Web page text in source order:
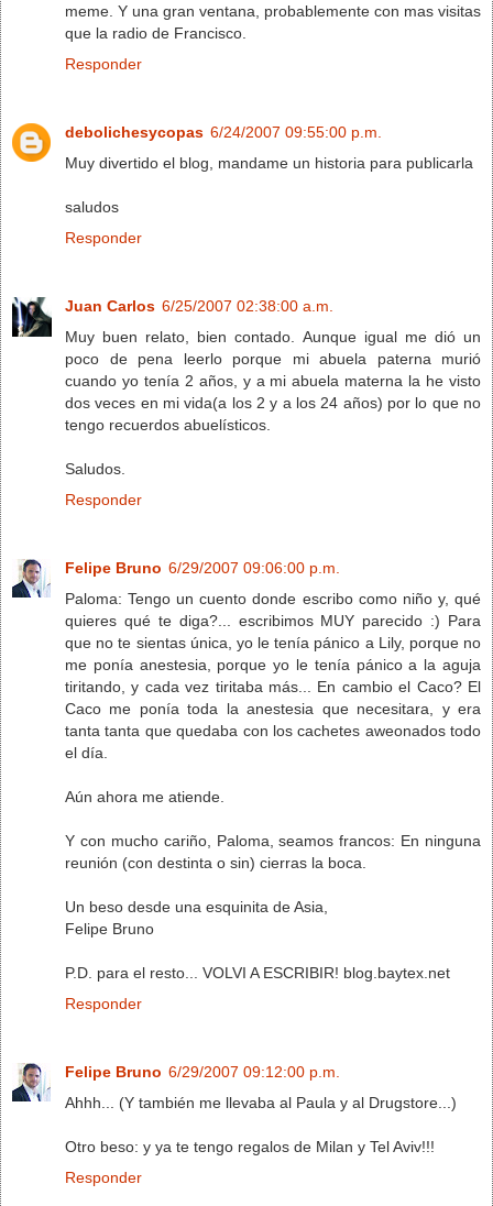
meme. Y una gran ventana, probablemente con mas visitas
que la radio de Francisco.
Responder
debolichesycopas 6/24/2007 09:55:00 p.m.
Muy divertido el blog, mandame un historia para publicarla
saludos
Responder
Juan Carlos 6/25/2007 02:38:00 a.m.
Muy buen relato, bien contado. Aunque igual me dió un
poco de pena leerlo porque mi abuela paterna murió
cuando yo tenía 2 años, y a mi abuela materna la he visto
dos veces en mi vida(a los 2 y a los 24 años) por lo que no
tengo recuerdos abuelísticos.
Saludos.
Responder
Felipe Bruno 6/29/2007 09:06:00 p.m.
Paloma: Tengo un cuento donde escribo como niño y, qué
quieres qué te diga?... escribimos MUY parecido :) Para
que no te sientas única, yo le tenía pánico a Lily, porque no
me ponía anestesia, porque yo le tenía pánico a la aguja
tiritando, y cada vez tiritaba más... En cambio el Caco? El
Caco me ponía toda la anestesia que necesitara, y era
tanta tanta que quedaba con los cachetes aweonados todo
el día.
Aún ahora me atiende.
Y con mucho cariño, Paloma, seamos francos: En ninguna
reunión (con destinta o sin) cierras la boca.
Un beso desde una esquinita de Asia,
Felipe Bruno
P.D. para el resto... VOLVI A ESCRIBIR! blog.baytex.net
Responder
Felipe Bruno 6/29/2007 09:12:00 p.m.
Ahhh... (Y también me llevaba al Paula y al Drugstore...)
Otro beso: y ya te tengo regalos de Milan y Tel Aviv!!!
Responder